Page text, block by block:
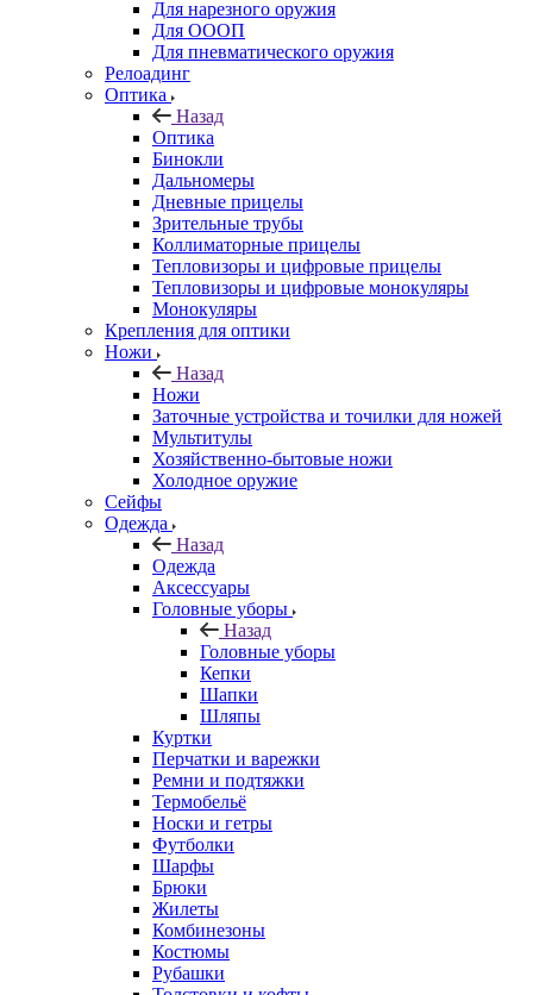
Для нарезного оружия
Для ОООП
Для пневматического оружия
Релоадинг
Оптика
Назад
Оптика
Бинокли
Дальномеры
Дневные прицелы
Зрительные трубы
Коллиматорные прицелы
Тепловизоры и цифровые прицелы
Тепловизоры и цифровые монокуляры
Монокуляры
Крепления для оптики
Ножи
Назад
Ножи
Заточные устройства и точилки для ножей
Мультитулы
Хозяйственно-бытовые ножи
Холодное оружие
Сейфы
Одежда
Назад
Одежда
Аксессуары
Головные уборы
Назад
Головные уборы
Кепки
Шапки
Шляпы
Куртки
Перчатки и варежки
Ремни и подтяжки
Термобельё
Носки и гетры
Футболки
Шарфы
Брюки
Жилеты
Комбинезоны
Костюмы
Рубашки